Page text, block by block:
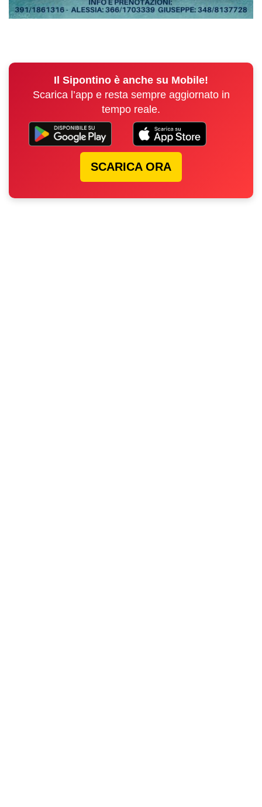
Il Sipontino è anche su Mobile!
Scarica l’app e resta sempre aggiornato in
tempo reale.
SCARICA ORA